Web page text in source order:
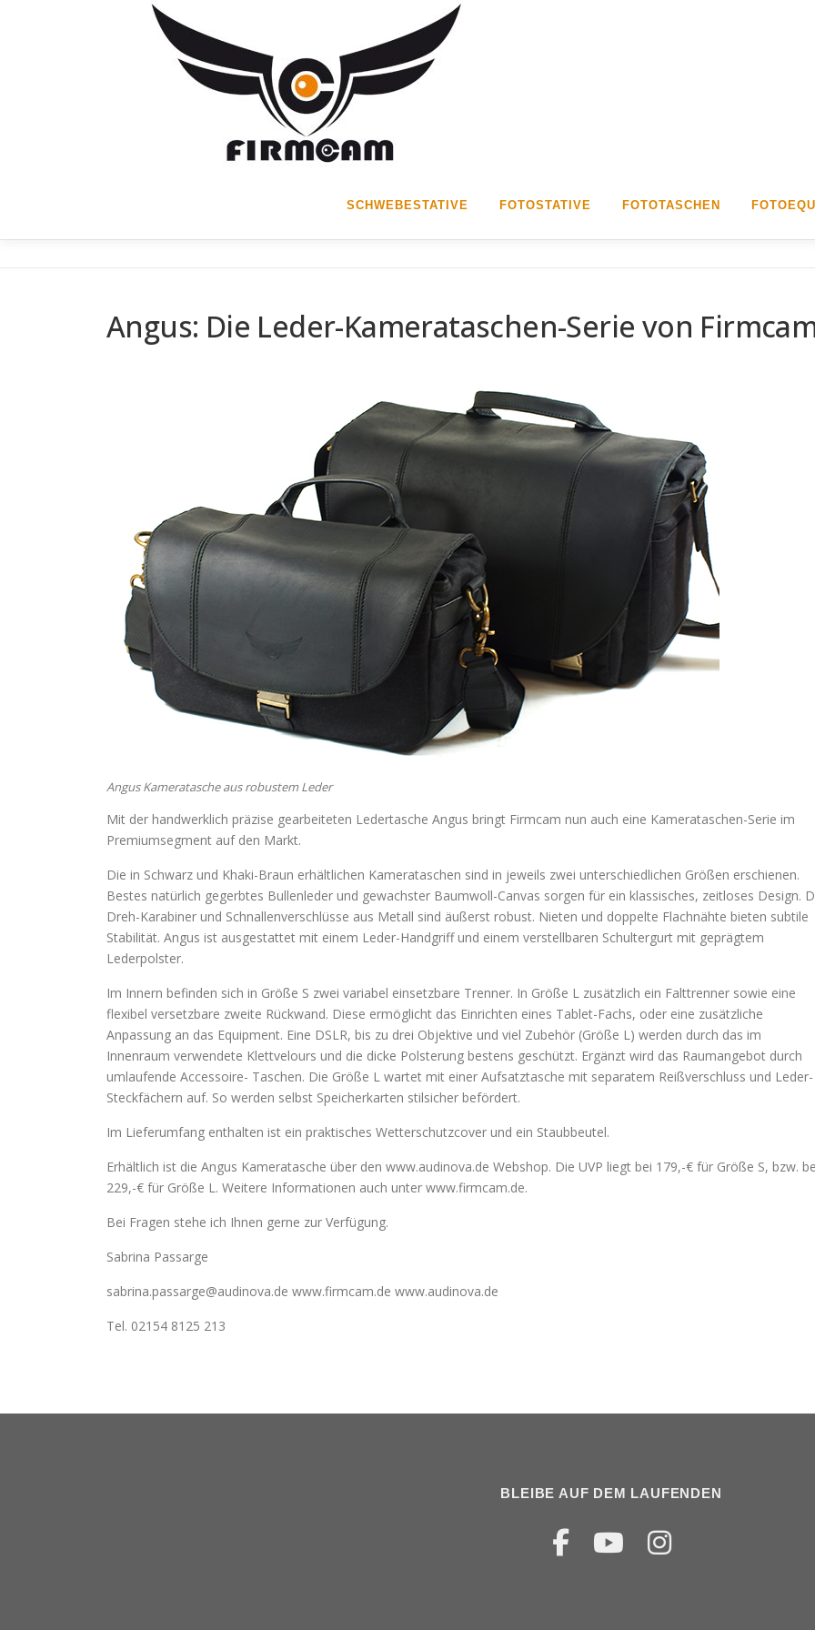
SCHWEBESTATIVE FOTOSTATIVE FOTOTASCHEN
Angus: Die Leder-Kamerataschen-Serie von
Angus Kameratasche aus robustem Leder
Mit der handwerklich präzise gearbeiteten Ledertasche Angus bringt Firmcam nun auch eine Kamerataschen-Serie im
Premiumsegment auf den Markt.
Die in Schwarz und Khaki-Braun erhältlichen Kamerataschen sind in jeweils zwei unterschiedlichen Größen erschienen.
Bestes natürlich gegerbtes Bullenleder und gewachster Baumwoll-Canvas sorgen für ein klassisches, zeitloses Design.
Dreh-Karabiner und Schnallenverschlüsse aus Metall sind äußerst robust. Nieten und doppelte Flachnähte bieten subtile
Stabilität. Angus ist ausgestattet mit einem Leder-Handgriff und einem verstellbaren Schultergurt mit geprägtem
Lederpolster.
Im Innern befinden sich in Größe S zwei variabel einsetzbare Trenner. In Größe L zusätzlich ein Falttrenner sowie eine
flexibel versetzbare zweite Rückwand. Diese ermöglicht das Einrichten eines Tablet-Fachs, oder eine zusätzliche
Anpassung an das Equipment. Eine DSLR, bis zu drei Objektive und viel Zubehör (Größe L) werden durch das im
Innenraum verwendete Klettvelours und die dicke Polsterung bestens geschützt. Ergänzt wird das Raumangebot durch
umlaufende Accessoire- Taschen. Die Größe L wartet mit einer Aufsatztasche mit separatem Reißverschluss und Leder-
Steckfächern auf. So werden selbst Speicherkarten stilsicher befördert.
Im Lieferumfang enthalten ist ein praktisches Wetterschutzcover und ein Staubbeutel.
Erhältlich ist die Angus Kameratasche über den www.audinova.de Webshop. Die UVP liegt bei 179,-€ für Größe S, bzw.
229,-€ für Größe L. Weitere Informationen auch unter www.firmcam.de.
Bei Fragen stehe ich Ihnen gerne zur Verfügung.
Sabrina Passarge
sabrina.passarge@audinova.de www.firmcam.de www.audinova.de
Tel. 02154 8125 213
BLEIBE AUF DEM LAUFENDEN